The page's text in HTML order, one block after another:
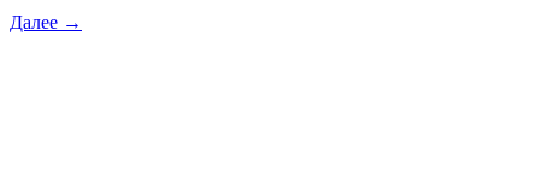
Далее →